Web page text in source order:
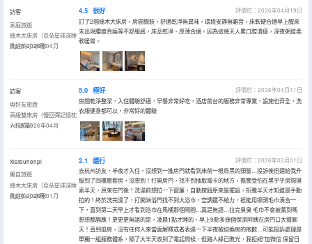
訪客
家庭旅遊
幾木大床房（亞朵星球深睡
枕pro+小冰箱）
入住於2026年04月
4.5 很好
評價於：2026年04月19日
訂了2間幾木大床房，房間簡裝，舒適乾淨無異味，環境安靜無雜音，床軟硬合適早上醒來
未出現腰痠背痛等不舒服感，床品乾淨、厚薄合適。因為這幾天人累口腔潰瘍，深夜粥道柔
軟暖胃。
訪客
與好友旅遊
高級雙床房（慢回彈記憶枕
+小冰箱）
入住於2026年04月
5.0 極好
評價於：2026年04月11日
房間乾淨整潔，入住體驗舒適，早餐非常好吃，酒店前台的服務非常專業，設施也齊全，洗
衣服健身都可以，非常好的體驗
Xiatouhenpi
獨自旅遊
幾木大床房（亞朵星球深睡
枕pro+小冰箱）
入住於2026年01月
2.1 還行
評價於：2026年02月01日
去杭州訪友，半夜才入住，沒想到一進房門就看到床前一根烏黑的頭髮…投訴後迅速給我升
級到了同樓層套房，沒想到！打開房門，找不到插取電卡的地方，擔驚受怕在黑乎乎房間摸
索半天，原來在門後！洗澡前想拉一下窗簾，自動按鈕原來是擺設，折騰半天才知道是手動
拉的！終於洗完澡了，打開淋浴門找不到大浴巾，空調還不給力，衹能用擦頭毛巾湊合一
下，直到第二天早上才看到浴巾在馬桶那個隔間…真是無語…拉完臭臭 毛巾不會被薰到嗎
想想都膈應！更更更無語的是，凌晨1點才睡的，早上9點多幾個保潔阿姨在房門口大聲聊
天！直到退房，沒有任何人來當面解釋或者表達一下半夜被迫換房的抱歉…可能投訴處理是
單獨一組服務體系，隔了大半天收到了電話問候，但路人緣已敗光，我拒絕"加微信 保留日